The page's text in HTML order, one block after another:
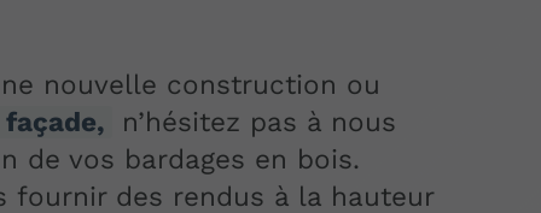
nouvelle construction ou
n’hésitez pas à nous
de vos bardages en bois.
fournir des rendus à la hauteur